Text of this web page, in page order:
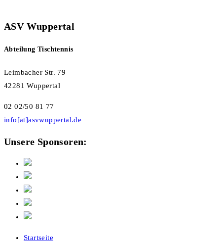
ASV Wuppertal
Abteilung Tischtennis
Leimbacher Str. 79
42281 Wuppertal
02 02/50 81 77
info[at]asvwuppertal.de
Unsere Sponsoren:
Startseite